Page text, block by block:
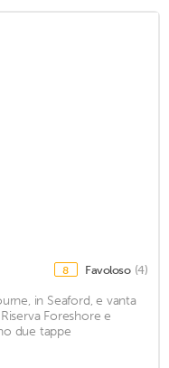
8 Favoloso (4)
in Seaford, e vanta
Foreshore e
due tappe